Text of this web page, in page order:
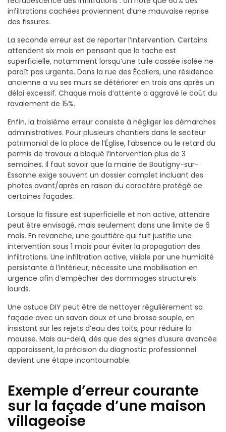
infiltrations cachées proviennent d’une mauvaise reprise
des fissures.
La seconde erreur est de reporter l’intervention. Certains
attendent six mois en pensant que la tache est
superficielle, notamment lorsqu’une tuile cassée isolée ne
paraît pas urgente. Dans la rue des Écoliers, une résidence
ancienne a vu ses murs se détériorer en trois ans après un
délai excessif. Chaque mois d’attente a aggravé le coût du
ravalement de 15%.
Enfin, la troisième erreur consiste à négliger les démarches
administratives. Pour plusieurs chantiers dans le secteur
patrimonial de la place de l’Église, l’absence ou le retard du
permis de travaux a bloqué l’intervention plus de 3
semaines. Il faut savoir que la mairie de Boutigny-sur-
Essonne exige souvent un dossier complet incluant des
photos avant/après en raison du caractère protégé de
certaines façades.
Lorsque la fissure est superficielle et non active, attendre
peut être envisagé, mais seulement dans une limite de 6
mois. En revanche, une gouttière qui fuit justifie une
intervention sous 1 mois pour éviter la propagation des
infiltrations. Une infiltration active, visible par une humidité
persistante à l’intérieur, nécessite une mobilisation en
urgence afin d’empêcher des dommages structurels
lourds.
Une astuce DIY peut être de nettoyer régulièrement sa
façade avec un savon doux et une brosse souple, en
insistant sur les rejets d’eau des toits, pour réduire la
mousse. Mais au-delà, dès que des signes d’usure avancée
apparaissent, la précision du diagnostic professionnel
devient une étape incontournable.
Exemple d’erreur courante
sur la façade d’une maison
villageoise